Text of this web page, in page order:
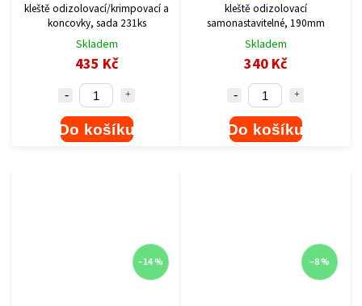
kleště odizolovací/krimpovací a
koncovky, sada 231ks
Skladem
435 Kč
Do košíku
kleště odizolovací
samonastavitelné, 190mm
Skladem
340 Kč
Do košíku
–14 % –8 %